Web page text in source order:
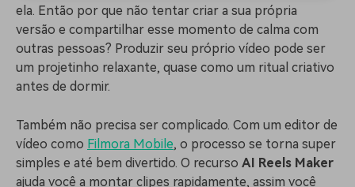
ela. Então por que não tentar criar a sua própria
versão e compartilhar esse momento de calma com
outras pessoas? Produzir seu próprio vídeo pode ser
um projetinho relaxante, quase como um ritual criativo
antes de dormir.
Também não precisa ser complicado. Com um editor de
vídeo como Filmora Mobile, o processo se torna super
simples e até bem divertido. O recurso AI Reels Maker
ajuda você a montar clipes rapidamente, assim você